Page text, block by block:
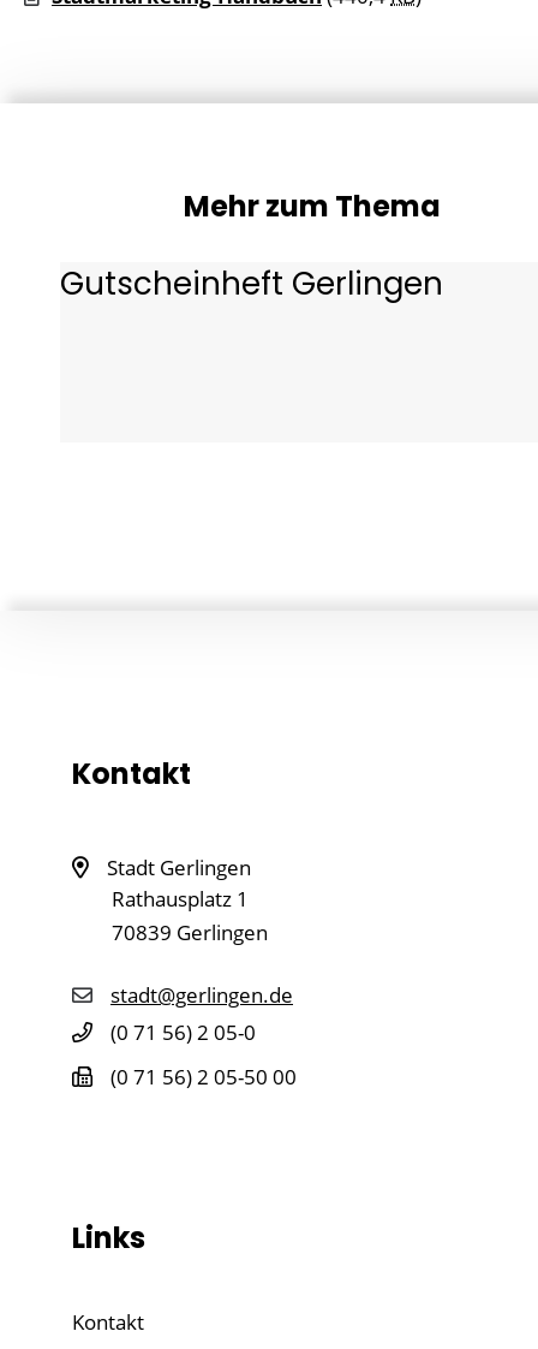
Mehr zum Thema
Gutscheinheft Gerlingen
Kontakt
Stadt Gerlingen
Rathausplatz 1
70839 Gerlingen
stadt@gerlingen.de
(0 71 56) 2 05-0
(0 71 56) 2 05-50 00
Links
Kontakt